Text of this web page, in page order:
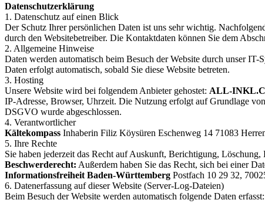
Datenschutzerklärung
1. Datenschutz auf einen Blick
Der Schutz Ihrer persönlichen Daten ist uns sehr wichtig.
durch den Websitebetreiber. Die Kontaktdaten können Sie dem
2. Allgemeine Hinweise
Daten werden automatisch beim Besuch der Website durch unser
Daten erfolgt automatisch, sobald Sie diese Website betreten.
3. Hosting
Unsere Website wird bei folgendem Anbieter gehostet: ALL-
IP-Adresse, Browser, Uhrzeit. Die Nutzung erfolgt auf Grundlage
DSGVO wurde abgeschlossen.
4. Verantwortlicher
Kältekompass Inhaberin Filiz Köysüren Eschenweg 14 71083
5. Ihre Rechte
Sie haben jederzeit das Recht auf Auskunft, Berichtigung,
Beschwerderecht: Außerdem haben Sie das Recht, sich bei einer
Informationsfreiheit Baden-Württemberg Postfach 10 29 32,
6. Datenerfassung auf dieser Website (Server-Log-Dateien)
Beim Besuch der Website werden automatisch folgende Daten erfasst: